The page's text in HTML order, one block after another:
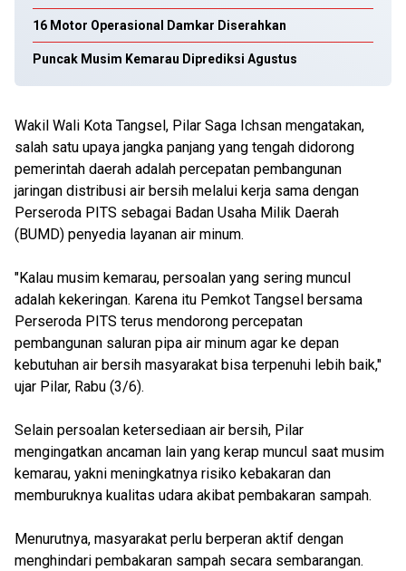
16 Motor Operasional Damkar Diserahkan
Puncak Musim Kemarau Diprediksi Agustus
Wakil Wali Kota Tangsel, Pilar Saga Ichsan mengatakan,
salah satu upaya jangka panjang yang tengah didorong
pemerintah daerah adalah percepatan pembangunan
jaringan distribusi air bersih melalui kerja sama dengan
Perseroda PITS sebagai Badan Usaha Milik Daerah
(BUMD) penyedia layanan air minum.
"Kalau musim kemarau, persoalan yang sering muncul
adalah kekeringan. Karena itu Pemkot Tangsel bersama
Perseroda PITS terus mendorong percepatan
pembangunan saluran pipa air minum agar ke depan
kebutuhan air bersih masyarakat bisa terpenuhi lebih baik,"
ujar Pilar, Rabu (3/6).
Selain persoalan ketersediaan air bersih, Pilar
mengingatkan ancaman lain yang kerap muncul saat musim
kemarau, yakni meningkatnya risiko kebakaran dan
memburuknya kualitas udara akibat pembakaran sampah.
Menurutnya, masyarakat perlu berperan aktif dengan
menghindari pembakaran sampah secara sembarangan.